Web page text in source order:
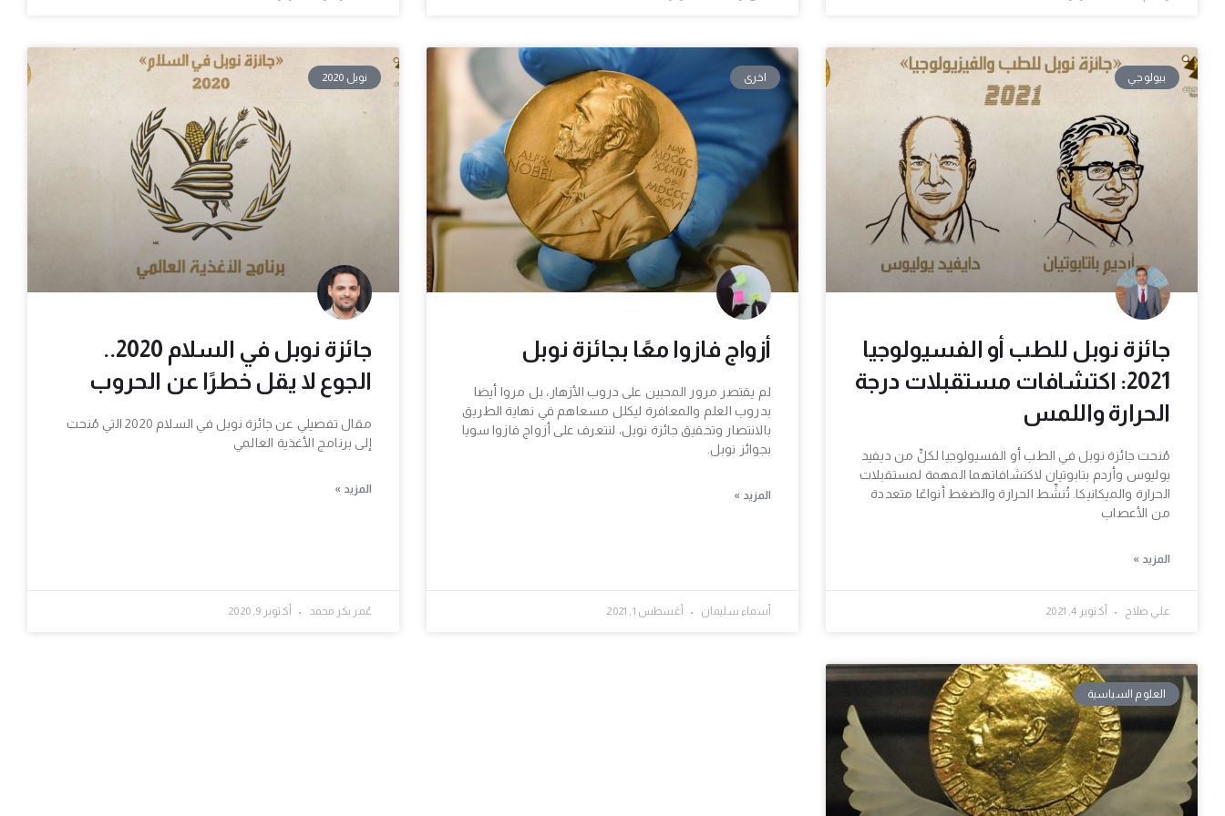
بيولوجي
جائزة نوبل للطب أو الفسيولوجيا
2021: اكتشافات مستقبلات درجة
الحرارة واللمس
مُنحت جائزة نوبل في الطب أو الفسيولوجيا لكلٍّ من ديفيد
يوليوس وأردم بتابوتيان لاكتشافاتهما المهمة لمستقبلات
الحرارة والميكانيكا. تُنشِّط الحرارة والضغط أنواعًا متعددة
من الأعصاب
المزيد »
علي صلاح أكتوبر 4, 2021
اخرى
أزواج فازوا معًا بجائزة نوبل
لم يقتصر مرور المحبين على دروب الأزهار، بل مروا أيضا
بدروب العلم والمعافرة ليكلل مسعاهم في نهاية الطريق
بالانتصار وتحقيق جائزة نوبل، لنتعرف على أزواج فازوا سويا
بجوائز نوبل.
المزيد »
أسماء سليمان أغسطس 1, 2021
نوبل 2020
جائزة نوبل في السلام 2020..
الجوع لا يقل خطرًا عن الحروب
مقال تفصيلي عن جائزة نوبل في السلام 2020 التي مُنحت
إلى برنامج الأغذية العالمي
المزيد »
عُمر بكر محمد أكتوبر 9, 2020
العلوم السياسية